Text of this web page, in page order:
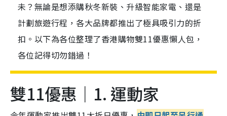
未？無論是想添購秋冬新裝、升級智能家電、還是
計劃旅遊行程，各大品牌都推出了極具吸引力的折
扣。以下為各位整理了香港購物雙11優惠懶人包，
各位記得切勿錯過！
雙11優惠｜1. 運動家